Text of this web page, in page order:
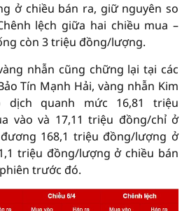
ở chiều bán ra, giữ nguyên so
lệch giữa hai chiều mua –
còn 3 triệu đồng/lượng.
nhẫn cũng chững lại tại các
Tín Mạnh Hải, vàng nhẫn Kim
dịch quanh mức 16,81 triệu
vào và 17,11 triệu đồng/chỉ ở
168,1 triệu đồng/lượng ở
triệu đồng/lượng ở chiều bán
trước đó.